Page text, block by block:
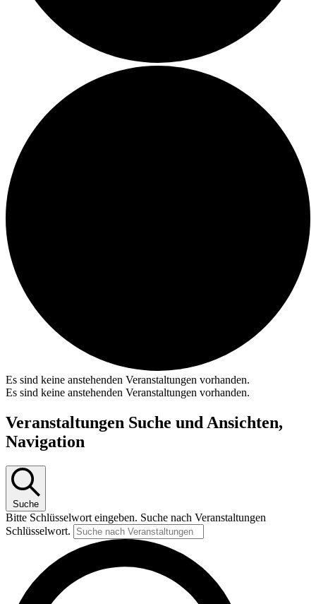
Es sind keine anstehenden Veranstaltungen vorhanden.
Es sind keine anstehenden Veranstaltungen vorhanden.
Veranstaltungen Suche und Ansichten,
Navigation
Suche
Bitte Schlüsselwort eingeben. Suche nach Veranstaltungen
Schlüsselwort.